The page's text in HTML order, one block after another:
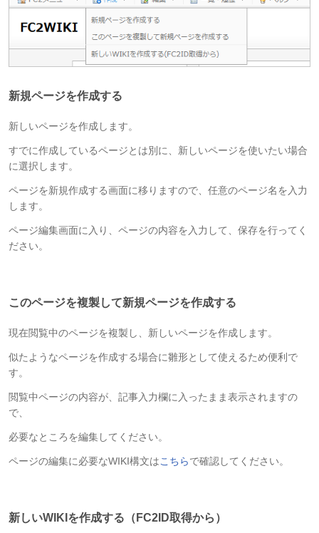
新規ページを作成する
新しいページを作成します。
すでに作成しているページとは別に、新しいページを使いたい場合
に選択します。
ページを新規作成する画面に移りますので、任意のページ名を入力
します。
ページ編集画面に入り、ページの内容を入力して、保存を行ってく
ださい。
このページを複製して新規ページを作成する
現在閲覧中のページを複製し、新しいページを作成します。
似たようなページを作成する場合に雛形として使えるため便利で
す。
閲覧中ページの内容が、記事入力欄に入ったまま表示されますの
で、
必要なところを編集してください。
ページの編集に必要なWIKI構文はこちらで確認してください。
新しいWIKIを作成する（FC2ID取得から）